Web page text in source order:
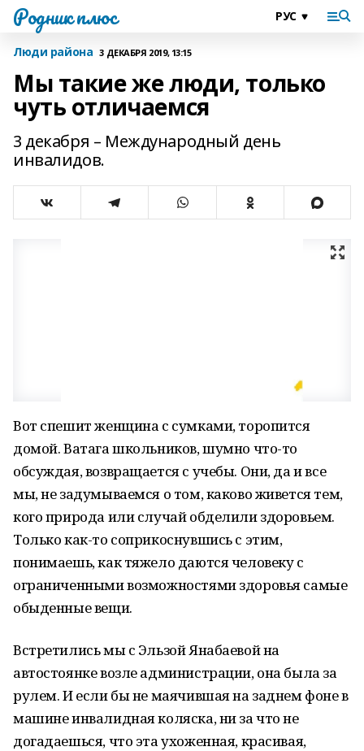
Родник плюс
Люди района 3 ДЕКАБРЯ 2019, 13:15
Мы такие же люди, только
чуть отличаемся
3 декабря – Международный день
инвалидов.
Вот спешит женщина с сумками, торопится
домой. Ватага школьников, шумно что-то
обсуждая, возвращается с учебы. Они, да и все
мы, не задумываемся о том, каково живется тем,
кого природа или случай обделили здоровьем.
Только как-то соприкоснувшись с этим,
понимаешь, как тяжело даются человеку с
ограниченными возможностями здоровья самые
обыденные вещи.
Встретились мы с Эльзой Янабаевой на
автостоянке возле администрации, она была за
рулем. И если бы не маячившая на заднем фоне в
машине инвалидная коляска, ни за что не
догадаешься, что эта ухоженная, красивая,